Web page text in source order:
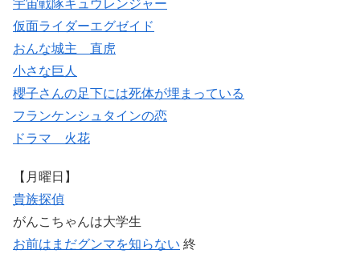
宇宙戦隊キュウレンジャー
仮面ライダーエグゼイド
おんな城主 直虎
小さな巨人
櫻子さんの足下には死体が埋まっている
フランケンシュタインの恋
ドラマ 火花
【月曜日】
貴族探偵
がんこちゃんは大学生
お前はまだグンマを知らない 終